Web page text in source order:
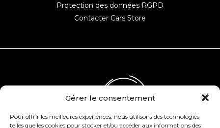
Gérer le consentement
Pour offrir les meilleures expériences, nous utilisons des technologies
telles que les cookies pour stocker et/ou accéder aux informations des
Protection des données RGPD
Contacter Cars Store